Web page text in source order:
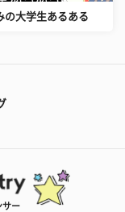
の大学生あるある
サー